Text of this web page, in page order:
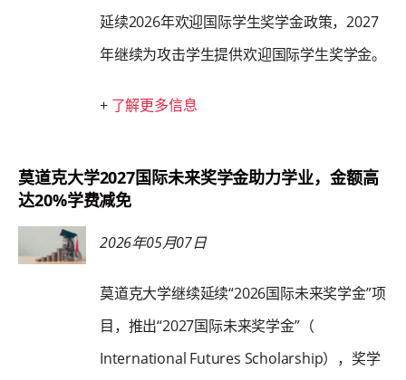
延续2026年欢迎国际学生奖学金政策，2027
年继续为攻击学生提供欢迎国际学生奖学金。
+ 了解更多信息
莫道克大学2027国际未来奖学金助力学业，金额高
达20%学费减免
2026年05月07日
莫道克大学继续延续“2026国际未来奖学金”项
目，推出“2027国际未来奖学金”（
International Futures Scholarship），奖学